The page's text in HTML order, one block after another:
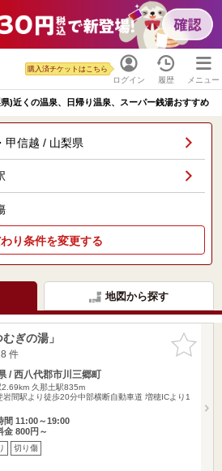
ログイン
購入済チケットはこちら
履歴 メニュー
)近くの温泉、日帰り温泉、スーパー銭湯おすすめ
甲信越 / 山梨県
り条件を変更する
地図から探す
お気に入
りに追加
ぎの湯」
件
/ 西八代郡市川三郷町
2.69km 久那土駅835m
岩間駅より徒歩20分中部横断自動車道 増穂ICより1
間 11:00～19:00
金 800円～
切り傷